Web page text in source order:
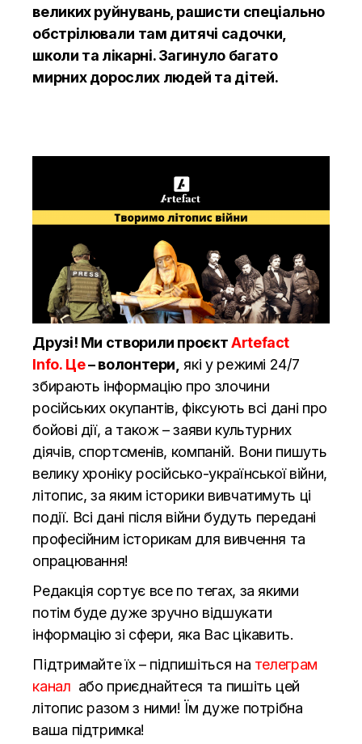
великих руйнувань, рашисти спеціально
обстрілювали там дитячі садочки,
школи та лікарні. Загинуло багато
мирних дорослих людей та дітей.
Друзі! Ми створили проєктArtefact
Info. Це– волонтери, які у режимі 24/7
збирають інформацію про злочини
російських окупантів, фіксують всі дані про
бойові дії, а також – заяви культурних
діячів, спортсменів, компаній. Вони пишуть
велику хроніку російсько-української війни,
літопис, за яким історики вивчатимуть ці
події. Всі дані після війни будуть передані
професійним історикам для вивчення та
опрацювання!
Редакція сортує все по тегах, за якими
потім буде дуже зручно відшукати
інформацію зі сфери, яка Вас цікавить.
Підтримайте їх – підпишіться на телеграм
канал або приєднайтеся та пишіть цей
літопис разом з ними! Їм дуже потрібна
ваша підтримка!